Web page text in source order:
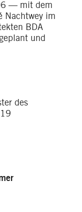
— mit dem
Nachtwey im
BDA
und
des